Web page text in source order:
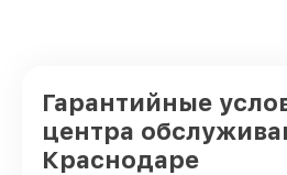
Гарантийные
центра
Краснодаре